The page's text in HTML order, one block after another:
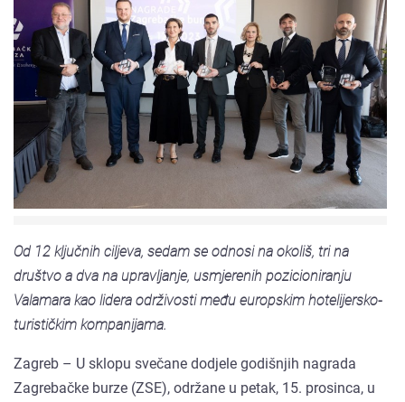
Od 12 ključnih ciljeva, sedam se odnosi na okoliš, tri na
društvo a dva na upravljanje, usmjerenih pozicioniranju
Valamara kao lidera održivosti među europskim hotelijersko-
turističkim kompanijama.
Zagreb – U sklopu svečane dodjele godišnjih nagrada
Zagrebačke burze (ZSE), održane u petak, 15. prosinca, u